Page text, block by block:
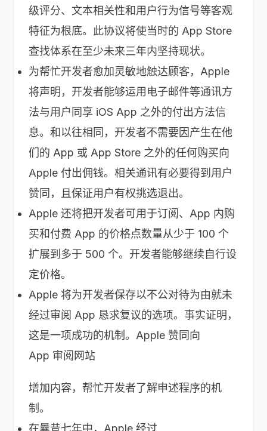
级评分、文本相关性和用户行为信号等客观
特征为根底。此协议将使当时的 App Store
查找体系在至少未来三年内坚持现状。
为帮忙开发者愈加灵敏地触达顾客，Apple
将声明，开发者能够运用电子邮件等通讯方
法与用户同享 iOS App 之外的付出方法信
息。和以往相同，开发者不需要因产生在他
们的 App 或 App Store 之外的任何购买向
Apple 付出佣钱。相关通讯有必要得到用户
赞同，且保证用户有权挑选退出。
Apple 还将把开发者可用于订阅、App 内购
买和付费 App 的价格点数量从少于 100 个
扩展到多于 500 个。开发者能够继续自行设
定价格。
Apple 将为开发者保存以不公对待为由就未
经过审阅 App 恳求复议的选项。事实证明，
这是一项成功的机制。Apple 赞同向
App 审阅网站
增加内容，帮忙开发者了解申述程序的机
制。
在曩昔七年中，Apple 经过